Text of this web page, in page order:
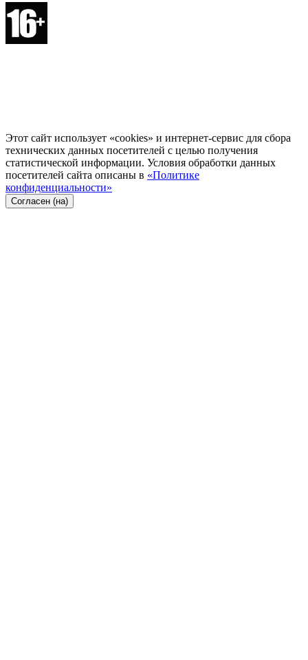
Этот сайт использует «cookies» и интернет-сервис для сбора
технических данных посетителей с целью получения
статистической информации. Условия обработки данных
посетителей сайта описаны в «Политике
конфиденциальности»
Согласен (на)